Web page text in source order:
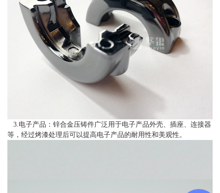
3.电子产品：锌合金压铸件广泛用于电子产品外壳、插座、连接器
等，经过烤漆处理后可以提高电子产品的耐用性和美观性。